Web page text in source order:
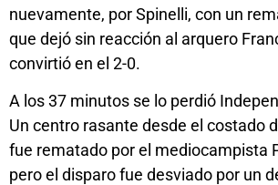
nuevamente, por Spinelli, con un
que dejó sin reacción al arquero
convirtió en el 2-0.
A los 37 minutos se lo perdió
Un centro rasante desde el costado
fue rematado por el mediocampista
pero el disparo fue desviado por un